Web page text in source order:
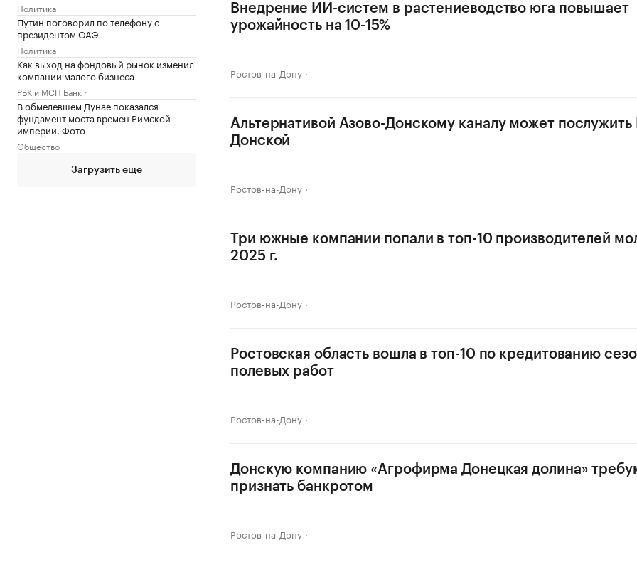
Политика
Путин поговорил по телефону с
президентом ОАЭ
Политика
Как выход на фондовый рынок изменил
компании малого бизнеса
РБК и МСП Банк
В обмелевшем Дунае показался
фундамент моста времен Римской
империи. Фото
Общество
Загрузить еще
Внедрение ИИ-систем в растениеводство юга повышает
урожайность на 10-15%
Ростов-на-Дону
Альтернативой Азово-Донскому каналу может послужить
Донской
Ростов-на-Дону
Три южные компании попали в топ-10 производителей
2025 г.
Ростов-на-Дону
Ростовская область вошла в топ-10 по кредитованию
полевых работ
Ростов-на-Дону
Донскую компанию «Агрофирма Донецкая долина»
признать банкротом
Ростов-на-Дону